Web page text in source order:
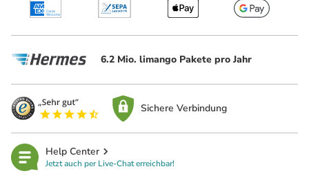
6.2 Mio. limango Pakete pro Jahr
Sichere Verbindung
Help Center
Jetzt auch per Live-Chat erreichbar!